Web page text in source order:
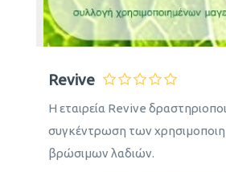
Revive
Η εταιρεία Revive
συγκέντρωση των
βρώσιμων λαδιών.